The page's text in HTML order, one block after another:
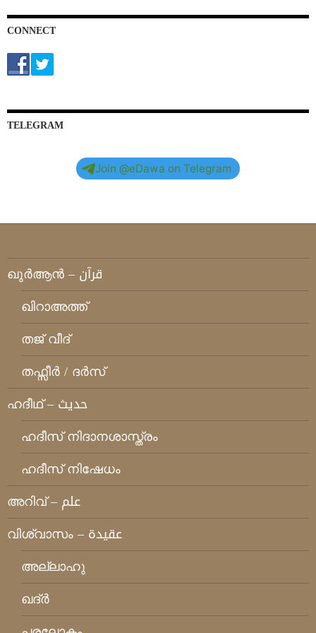
CONNECT
TELEGRAM
Join @eDawa on Telegram
ഖുര്‍ആന്‍ – قرآن
ഖിറാഅത്ത്
തജ് വീദ്
തഫ്സീര്‍ / ദര്‍സ്
ഹദീഥ്‌ – حديث
ഹദീസ് നിദാനശാസ്ത്രം
ഹദീസ് നിഷേധം
അറിവ് – علم
വിശ്വാസം – عقيدة
അല്ലാഹു
ഖദ്ര്‍